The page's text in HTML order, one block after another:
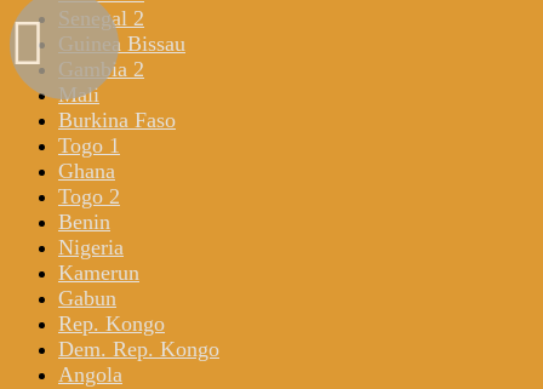
Senegal 2
Guinea Bissau
Gambia 2
Mali
Burkina Faso
Togo 1
Ghana
Togo 2
Benin
Nigeria
Kamerun
Gabun
Rep. Kongo
Dem. Rep. Kongo
Angola